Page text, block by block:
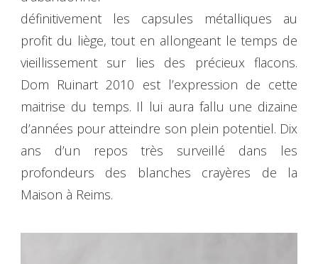
définitivement les capsules métalliques au
profit du liège, tout en allongeant le temps de
vieillissement sur lies des précieux flacons.
Dom Ruinart 2010 est l’expression de cette
maitrise du temps. Il lui aura fallu une dizaine
d’années pour atteindre son plein potentiel. Dix
ans d’un repos très surveillé dans les
profondeurs des blanches crayères de la
Maison à Reims.